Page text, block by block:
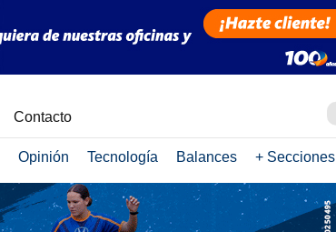
Contacto
Opinión Tecnología Balances + Secciones